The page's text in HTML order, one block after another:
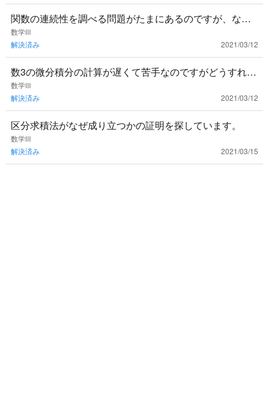
関数の連続性を調べる問題がたまにあるのですが、なん
の意味があるのでしょう？出題される例題が簡単すぎる
のか、ただ公式に当て
数学Ⅲ
解決済み
2021/03/12
数3の微分積分の計算が遅くて苦手なのですがどうすれば
良いでしょうか？計算特訓用に問題集とか使ったほうが
いいですかね？
数学Ⅲ
解決済み
2021/03/12
区分求積法がなぜ成り立つかの証明を探しています。
数学Ⅲ
解決済み
2021/03/15